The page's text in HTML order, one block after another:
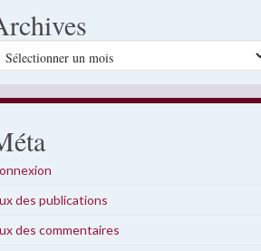
des publications
des commentaires